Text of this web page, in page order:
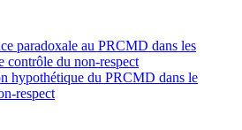
paradoxale au PRCMD dans les
contrôle du non-respect
hypothétique du PRCMD dans le
respect